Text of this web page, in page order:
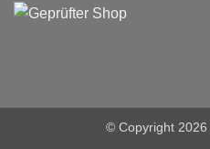
© Copyright 2026